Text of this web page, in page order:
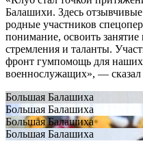
Балашихи. Здесь
родные участников
понимание, освоить
стремления и таланты.
фронт гумпомощь для
военнослужащих», —
Большая Балашиха
Большая Балашиха
Большая Балашиха
Большая Балашиха